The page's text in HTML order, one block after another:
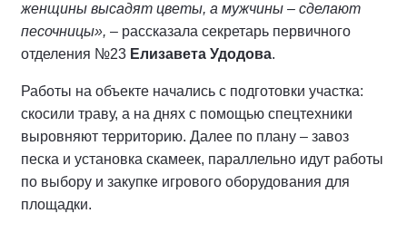
женщины высадят цветы, а мужчины – сделают
песочницы», – рассказала секретарь первичного
отделения №23 Елизавета Удодова.
Работы на объекте начались с подготовки участка:
скосили траву, а на днях с помощью спецтехники
выровняют территорию. Далее по плану – завоз
песка и установка скамеек, параллельно идут работы
по выбору и закупке игрового оборудования для
площадки.